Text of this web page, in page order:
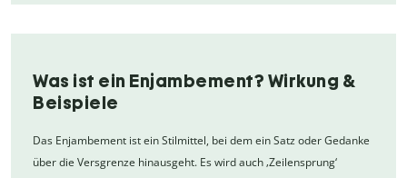
Was ist ein Enjambement? Wirkung &
Beispiele
Das Enjambement ist ein Stilmittel, bei dem ein Satz oder Gedanke
über die Versgrenze hinausgeht. Es wird auch ‚Zeilensprung‘